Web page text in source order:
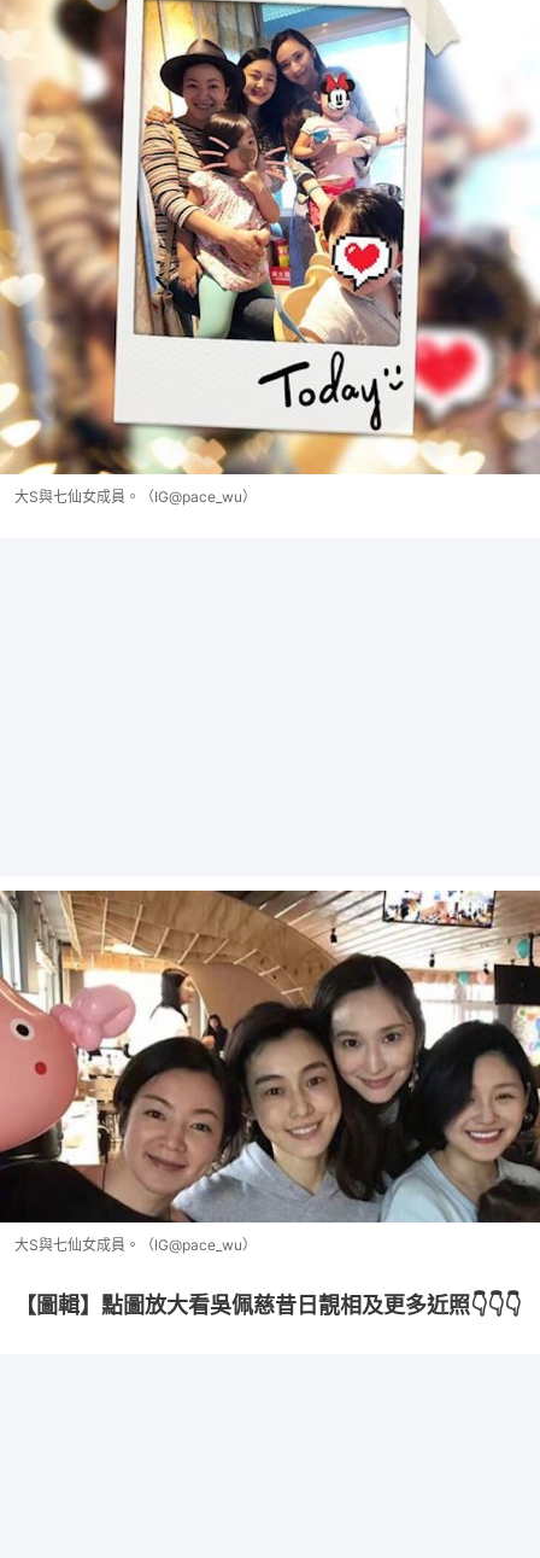
大S與七仙女成員。（IG@pace_wu）
大S與七仙女成員。（IG@pace_wu）
【圖輯】點圖放大看吳佩慈昔日靚相及更多近照👇👇👇